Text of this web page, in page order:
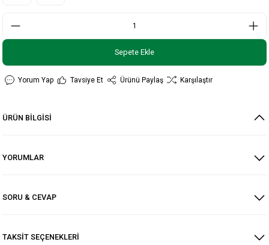
Sepete Ekle
Yorum Yap Tavsiye Et Ürünü Paylaş Karşılaştır
ÜRÜN BİLGİSİ
YORUMLAR
SORU & CEVAP
TAKSİT SEÇENEKLERİ